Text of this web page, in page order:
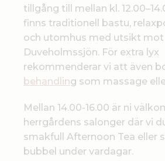
tillgång till mellan kl.
finns traditionell bastu,
och utomhus med utsikt mot
Duveholmssjön. För extra lyx
rekommenderar vi att även
behandling som massage
Mellan 14.00-16.00 är ni
herrgårdens salonger där vi
smakfull Afternoon Tea eller
bubbel under vardagar.